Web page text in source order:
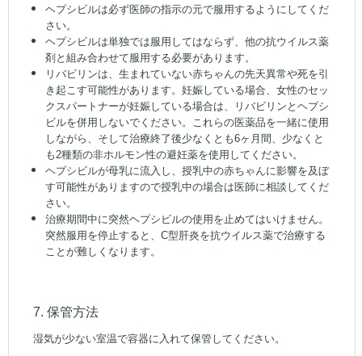
ヘプシビルは必ず医師の指示の元で服用するようにしてくだ
さい。
ヘプシビルは単独では服用してはならず、他の抗ウイルス薬
剤と組み合わせて服用する必要があります。
リバビリンは、生まれていない赤ちゃんの先天異常や死を引
き起こす可能性があります。妊娠している場合、女性のセッ
クスパートナーが妊娠している場合は、リバビリンとヘプシ
ビルを併用しないでください。これらの医薬品を一緒に使用
しながら、そして治療終了後少なくとも6ヶ月間、少なくと
も2種類の非ホルモン性の避妊薬を使用してください。
ヘプシビルが母乳に流入し、授乳中の赤ちゃんに影響を及ぼ
す可能性がありますので授乳中の場合は医師に相談してくだ
さい。
治療期間中に突然ヘプシビルの使用を止めてはいけません。
突然服用を停止すると、C型肝炎を抗ウイルス薬で治療する
ことが難しくなります。
7. 保管方法
湿気が少ない室温で容器に入れて保管してください。